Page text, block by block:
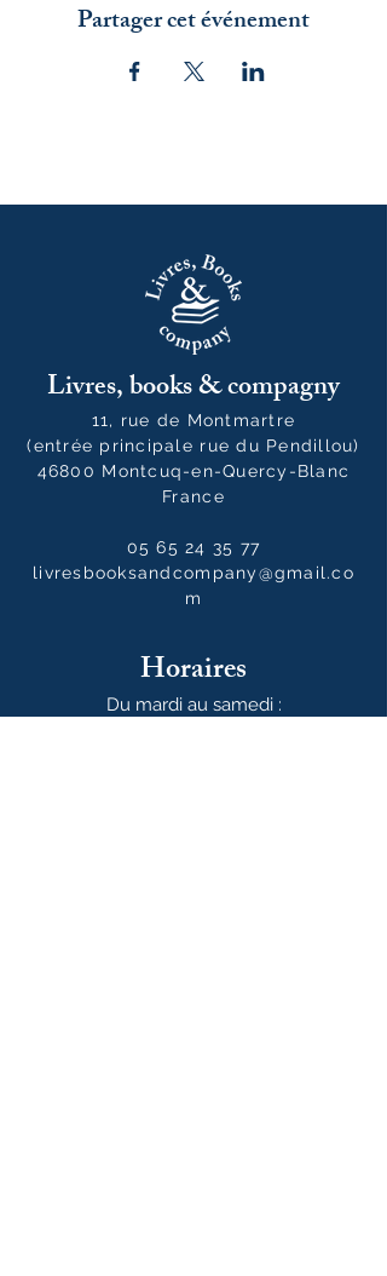
Partager cet événement
Livres, books & compagny
11, rue de Montmartre
(entrée principale rue du Pendillou)
46800 Montcuq-en-Quercy-Blanc
France
05 65 24 35 77
livresbooksandcompany@gmail.co
m
Horaires
Du mardi au samedi :